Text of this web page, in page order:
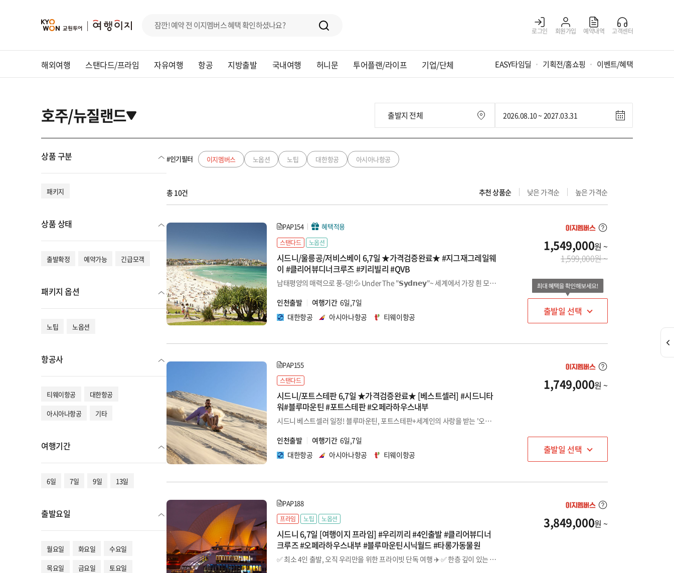
로그인 회원가입 예약내역 고객센터
해외여행 스탠다드/프라임 자유여행 항공 지방출발 국내여행 허니문 투어플랜/라이프 기업/단체 EASY타임딜 기획전/홈쇼핑 이벤트/혜택
호주/뉴질랜드
상품 구분
패키지
상품 상태
출발확정 예약가능 긴급모객
패키지 옵션
노팁 노옵션
항공사
티웨이항공
대한항공
아시아나항공
기타
여행기간
6일 7일 9일 13일
출발요일
월요일 화요일
수요일
목요일
금요일 토요일
#인기필터 이지멤버스 노옵션 노팁 대한항공 아시아나항공
총 10건 추천 상품순 낮은 가격순 높은 가격순
PAP154 혜택적용
스탠다드 노옵션
시드니/울릉공/저비스베이 6,7일 ★가격검증완료★ #지그재그레일웨
이 #클리어뷰디너크루즈 #키리빌리 #QVB
남태평양의 매력으로 풍-덩!💦 Under The "𝗦𝘆𝗱𝗻𝗲𝘆"~ 세계에서 가장 흰 모래사장으로 유명한 '하이암스 비치', 아름다운 해안도시 '울릉공'까지! 🌊
인천출발
여행기간 6일,7일
대한항공
아시아나항공 티웨이항공
1,549,000원 ~
1,599,000원 ~
출발일 선택
PAP155
스탠다드
시드니/포트스테판 6,7일 ★가격검증완료★ [베스트셀러] #시드니타
워#블루마운틴 #포트스테판 #오페라하우스내부
시드니 베스트셀러 일정! 블루마운틴, 포트스테판+세계인의 사랑을 받는 '오페라하우스 내부투어'까지!
인천출발
여행기간 6일,7일
대한항공
아시아나항공 티웨이항공
1,749,000원 ~
출발일 선택
PAP188
프라임 노팁 노옵션
시드니 6,7일 [여행이지 프라임] #우리끼리 #4인출발 #클리어뷰디너
크루즈 #오페라하우스내부 #블루마운틴시닉월드 #타롱가동물원
✅ 최소 4인 출발, 오직 우리만을 위한 프라이빗 단독 여행 ✈️ ✅ 한층 깊이 있는 경험을 선사하는 프리미엄 맞춤 일정 📆
3,849,000원 ~